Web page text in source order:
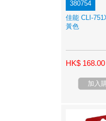
380754
佳能 CLI-
黃色
HK$ 168.00
加入